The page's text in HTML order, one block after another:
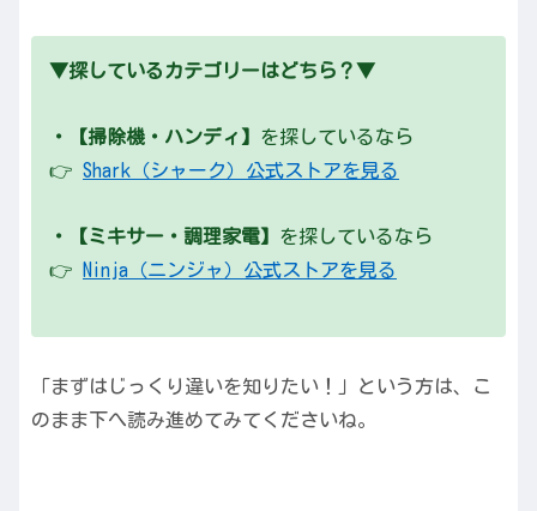
▼探しているカテゴリーはどちら？▼
・【掃除機・ハンディ】 を探しているなら
👉 Shark（シャーク）公式ストアを見る
・【ミキサー・調理家電】 を探しているなら
👉
Ninja（ニンジャ）公式ストアを見る
「まずはじっくり違いを知りたい！」という方は、こ
のまま下へ読み進めてみてくださいね。